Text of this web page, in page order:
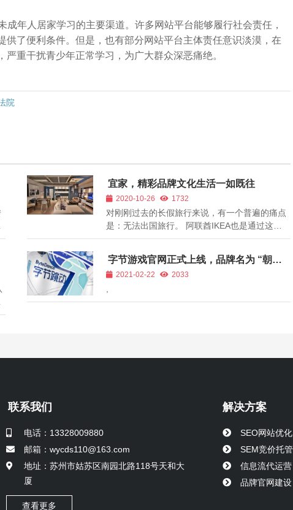
年人居家学习的主要渠道。许多网站平台能够履行社会责任，
了便利条件。但是，也有部分网站平台主体责任意识淡漠，在
重干扰青少年正常学习，为广大群众深恶痛绝。
院
宜家，精彩品牌文化生活一如既往
2020-10-26 1732
对刚刚过去的长假旅行来说，有一个普遍的痛点
是：无法出国旅行。 阿联酋IKEA也是通过这个
洞察，推出了四个"旅行盒子"，可以带用户体验
同风景。 你可能要怀疑这是一个免费的机票活
动，实际是在这个...
字节游戏官网正式上线，品牌名为 “朝夕
光年”
2021-02-22 2033
联系我们
电话：13328009880
邮箱：wycds110@163.com
地址：苏州市姑苏区南园北路118号天和大
厦
查看更多
解决方案
SEO网站优化
SEM竞价托管
信息流代运营
品牌官网建设